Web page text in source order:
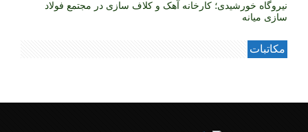
نیروگاه خورشیدی؛ کارخانه آهک و کلاف سازی در مجتمع فولاد
سازی میانه
مکاتبات